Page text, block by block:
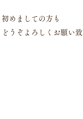
初めましての方も
どうぞよろしくお願い